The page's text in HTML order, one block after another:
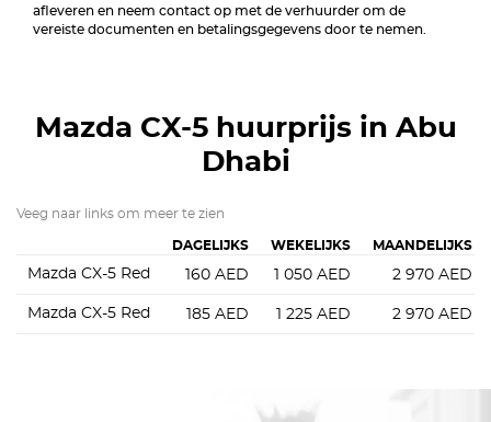
afleveren en neem contact op met de verhuurder om de
vereiste documenten en betalingsgegevens door te nemen.
Mazda CX-5 huurprijs in Abu
Dhabi
Veeg naar links om meer te zien
DAGELIJKS WEKELIJKS MAANDELIJKS
Mazda CX-5 Red 160 AED 1 050 AED 2 970 AED
Mazda CX-5 Red 185 AED 1 225 AED 2 970 AED